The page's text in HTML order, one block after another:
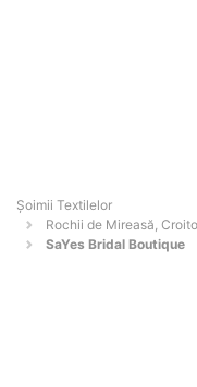
Șoimii Textilelor
Rochii de Mireasă,
SaYes Bridal Boutique